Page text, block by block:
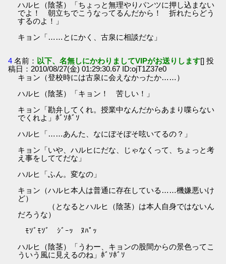
ハルヒ（陰茎）「ちょっと無理やりパンツに押し込まない
でよ！ 朝立ちでこうなってるんだから！ 折れたらどう
するのよ！」
キョン「……とにかく、古泉に相談だな」
4 名前： 以下、名無しにかわりましてVIPがお送りします[] 投
稿日：2010/08/27(金) 01:29:30.67 ID:ojT1Z37e0
キョン（登校時には古泉に会えなかったか……）
ハルヒ（陰茎）「キョン！ 苦しい！」
キョン「勘弁してくれ。授業中なんだからあまり喋らない
でくれよ」ﾎﾞｿﾎﾞｿ
ハルヒ「……あんた、なにぼそぼそ呟いてるの？」
キョン「いや、ハルヒにだな、じゃなくって、ちょっと考
え事をしててだな」
ハルヒ「ふん。変なの」
キョン（ハルヒ本人は普通に存在している……機嫌悪いけ
ど）
（となるとハルヒ（陰茎）は本人自身ではないん
だろうな）
ﾓｿﾞﾓｿﾞ ｼﾞｰｯ ﾇﾊﾟｯ
ハルヒ（陰茎）「うわー、キョンの股間からの景色ってこ
ういう風に見えるのね」ﾎﾞｿﾎﾞｿ